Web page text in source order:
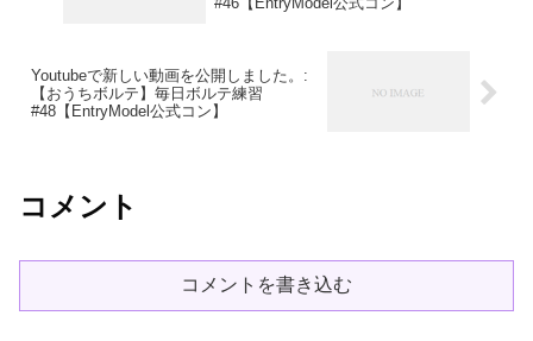
Youtubeで新しい動画を公開しました。:
【おうちボルテ】毎日ボルテ練習
#48【EntryModel公式コン】
コメント
コメントを書き込む